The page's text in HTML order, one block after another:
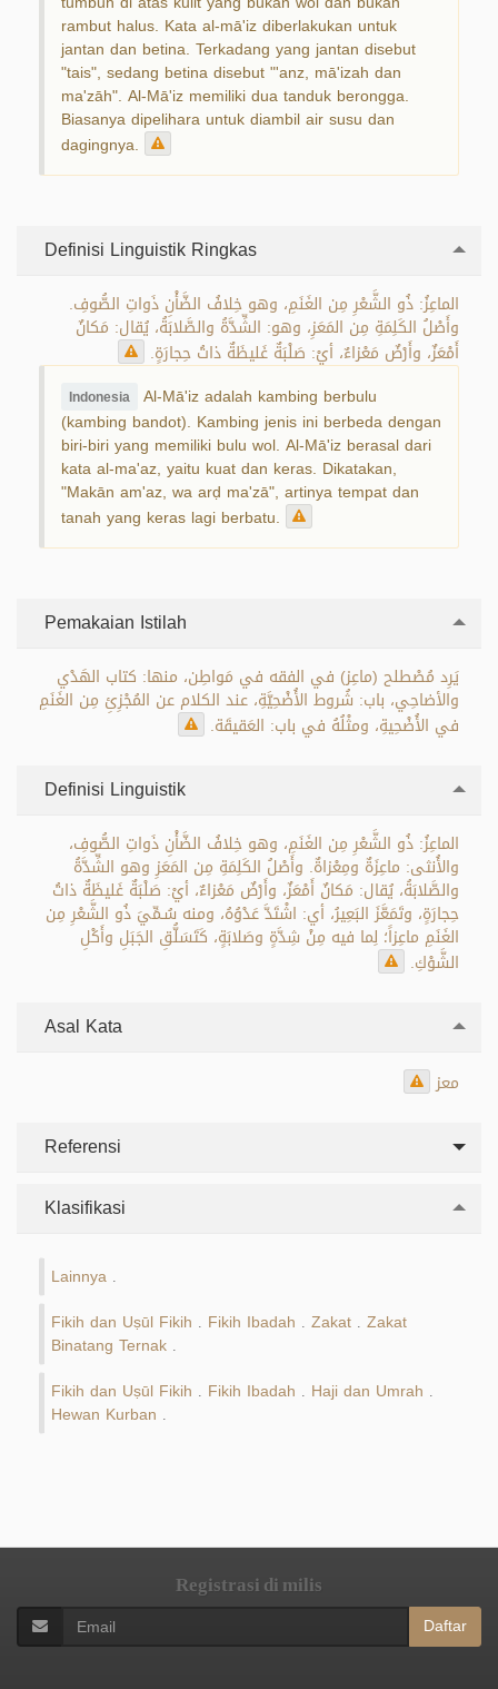
rambut halus. Kata al-mā'iz diberlakukan untuk
jantan dan betina. Terkadang yang jantan disebut
"tais", sedang betina disebut "'anz, mā'izah dan
ma'zāh". Al-Mā'iz memiliki dua tanduk berongga.
Biasanya dipelihara untuk diambil air susu dan
dagingnya.
Definisi Linguistik Ringkas
الماعِزُ: ذُو الشَّعْرِ مِن الغَنَمِ، وهو خِلافُ الضَّأْنِ ذَواتِ الصُّوفِ.
وأَصْلُ الكَلِمَةِ مِن المَعَزِ، وهو: الشِّدَّةُ والصَّلابَةُ، يُقال: مَكانٌ
أَمْعَزٌ، وأَرْضٌ مَعْزاءٌ، أيْ: صَلْبَةٌ غَليظَةٌ ذاتُ حِجارَةٍ.
Indonesia Al-Mā'iz adalah kambing berbulu
(kambing bandot). Kambing jenis ini berbeda dengan
biri-biri yang memiliki bulu wol. Al-Mā'iz berasal dari
kata al-ma'az, yaitu kuat dan keras. Dikatakan,
"Makān am'az, wa arḍ ma'zā", artinya tempat dan
tanah yang keras lagi berbatu.
Pemakaian Istilah
يَرِد مُصْطلح (ماعِز) في الفقه في مَواطِن، منها: كتاب الهَدْي
والأضاحِي، باب: شُروط الأُضْحِيَّةِ، عند الكلام عن المُجْزِئِ مِن الغَنَمِ
في الأُضْحِيةِ، ومثْلُهُ في باب: العَقيقَة.
Definisi Linguistik
الماعِزُ: ذُو الشَّعْرِ مِن الغَنَمِ، وهو خِلافُ الضَّأْنِ ذَواتِ الصُّوفِ،
والأُنثى: ماعِزَةٌ ومِعْزاةٌ. وأَصْلُ الكَلِمَةِ مِن المَعَزِ وهو الشِّدَّةُ
والصَّلابَةُ، يُقال: مَكانٌ أَمْعَزٌ، وأَرْضٌ مَعْزاءٌ، أيْ: صَلْبَةٌ غَليظَةٌ ذاتُ
حِجارَةٍ، وتَمَعَّزَ البَعِيرُ، أي: اشْتَدَّ عَدْوُهُ، ومنه سُـمِّيَ ذُو الشَّعْرِ مِن
الغَنَمِ ماعِزاً؛ لِما فيه مِنْ شِدَّةٍ وصَلابَةٍ، كَتَسَلُّقِ الجَبَلِ وأَكْلِ
الشَّوْكِ.
Asal Kata
معز
Referensi
Klasifikasi
Lainnya
Fikih dan Uṣūl Fikih Fikih Ibadah Zakat Zakat
Binatang Ternak
Fikih dan Uṣūl Fikih Fikih Ibadah Haji dan Umrah
Hewan Kurban
Registrasi di milis
Daftar